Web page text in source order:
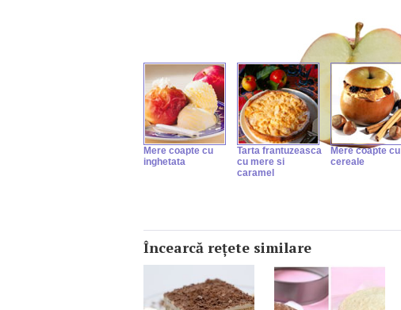
Mere coapte cu
inghetata
Tarta frantuzeasca
cu mere si
caramel
Mere coapte cu
cereale
Încearcă reţete similare